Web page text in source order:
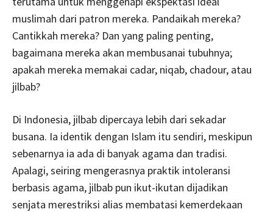
muslimah dari patron mereka. Pandaikah mereka?
Cantikkah mereka? Dan yang paling penting,
bagaimana mereka akan membusanai tubuhnya;
apakah mereka memakai cadar, niqab, chadour, atau
jilbab?
Di Indonesia, jilbab dipercaya lebih dari sekadar
busana. Ia identik dengan Islam itu sendiri, meskipun
sebenarnya ia ada di banyak agama dan tradisi.
Apalagi, seiring mengerasnya praktik intoleransi
berbasis agama, jilbab pun ikut-ikutan dijadikan
senjata merestriksi alias membatasi kemerdekaan